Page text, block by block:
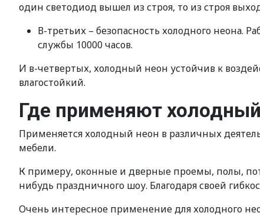
один светодиод вышел из строя, то из строя
В-третьих – безопасность холодного неона.
службы 10000 часов.
И в-четвертых, холодный неон устойчив к
влагостойкий.
Где применяют
Применяется холодный неон в различных
мебели.
К примеру, оконные и дверные проемы, полы,
нибудь праздничного шоу. Благодаря своей
Очень интересное применение для холодного